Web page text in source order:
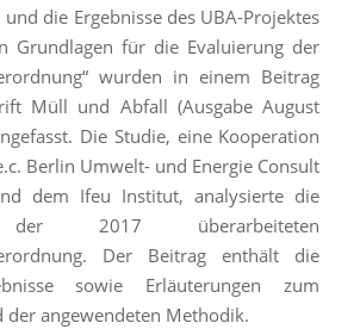
die Ergebnisse des UBA-Projektes
Grundlagen für die Evaluierung der
wurden in einem Beitrag
Müll und Abfall (Ausgabe August
Die Studie, eine Kooperation
Berlin Umwelt- und Energie Consult
dem Ifeu Institut, analysierte die
der 2017 überarbeiteten
Der Beitrag enthält die
sowie Erläuterungen zum
angewendeten Methodik.